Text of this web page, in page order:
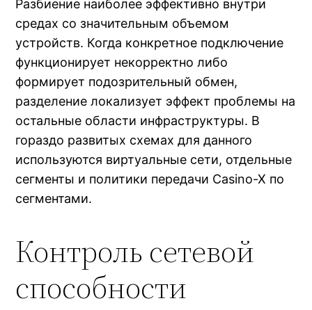
Разбиение наиболее эффективно внутри
средах со значительным объемом
устройств. Когда конкретное подключение
функционирует некорректно либо
формирует подозрительный обмен,
разделение локализует эффект проблемы на
остальные области инфраструктуры. В
гораздо развитых схемах для данного
используются виртуальные сети, отдельные
сегменты и политики передачи Casino-X по
сегментами.
Контроль сетевой
способности